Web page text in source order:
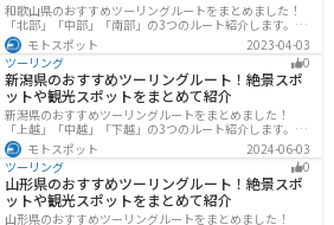
和歌山県のおすすめツーリングルートをまとめました！
「北部」「中部」「南部」の3つのルート紹介します。海
と山に囲まれた自然豊かなエリアが広がり、様々な楽し
み方ができます。バイクで和歌山県にツーリングに行く
際は参考にしてください。
モトスポット
2023-04-03
ツーリング
0
新潟県のおすすめツーリングルート！絶景スポ
ットや観光スポットをまとめて紹介
新潟県のおすすめツーリングルートをまとめました！
「上越」「中越」「下越」の3つのルート紹介します。自
然豊かな山と海、グルメも充実しており、自然を満喫す
るツーリングができます。バイクで新潟県にツーリング
に行く際は参考にしてください。
モトスポット
2024-06-03
ツーリング
0
山形県のおすすめツーリングルート！絶景スポ
ットや観光スポットをまとめて紹介
山形県のおすすめツーリングルートをまとめました！